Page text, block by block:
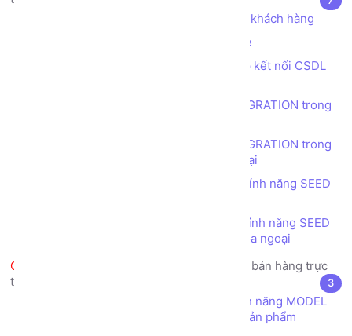
Phân tích các yêu cầu, nghiệp vụ của khách hàng
Mô hình thiết kế CSDL mẫu Sunshine
Khởi tạo database sunshine, thiết lập kết nối CSDL
Tạo cấu trúc table bằng tính năng MIGRATION trong
Tạo cấu trúc table bằng tính năng MIGRATION trong
Laravel - Danh mục có liên kết khóa ngoại
Tạo dữ liệu ban đầu cho CSDL bằng tính năng SEED
Tạo dữ liệu ban đầu cho CSDL bằng tính năng SEED
trong Laravel - Danh mục có liên kết khóa ngoại
Dự án thực tế mẫu - Trang web bán hàng trực
tuyến - Ánh xạ CSDL và Laravel
3
Tạo lớp (class) ánh xạ CSDL bằng tính năng MODEL
trong Laravel - Danh mục Phẳng - Loại sản phẩm